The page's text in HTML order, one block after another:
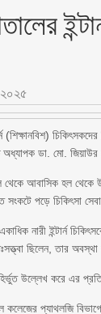
(শিক্ষানবিশ)
ডা. মো. জিয়াউর
আবাসিক হল থেকে
সংকটে পড়ে চিকিৎসা
একাধিক নারী ইন্টার্ন
ছিলেন, তার
উল্লেখ করে এর
কলেজের প্যাথলজি